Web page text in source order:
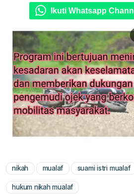
Ikuti Whatsapp
nikah mualaf suami istri mualaf
hukum nikah mualaf